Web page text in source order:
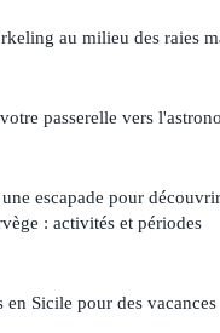
au milieu des raies
passerelle vers
escapade pour
: activités et périodes
en Sicile pour des vacances